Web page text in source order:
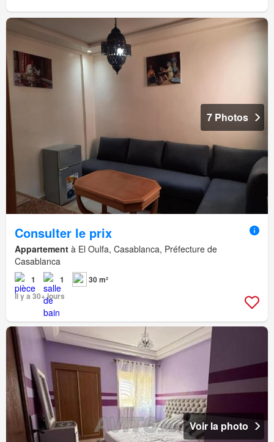
7 Photos
Consulter le prix
Appartement à El Oulfa, Casablanca, Préfecture de
Casablanca
1 1
30 m²
Il y a 30+ jours
Voir la photo